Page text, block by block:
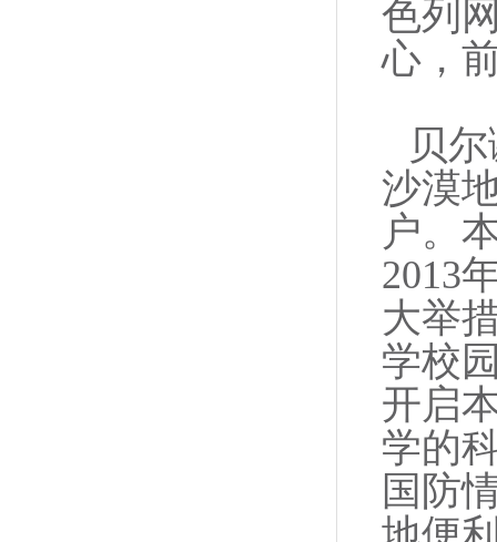
色列
心，
贝
沙漠
户。
2013
大举
学校
开启
学的
国防